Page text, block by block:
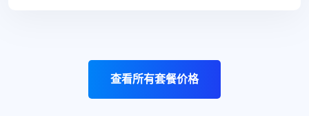
查看所有套餐价格